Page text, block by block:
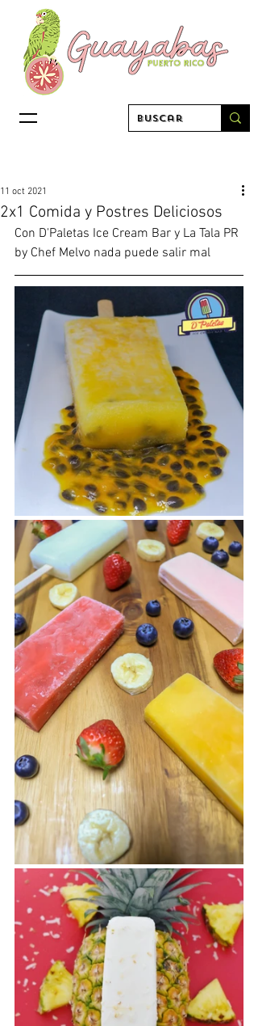
2x1 Comida y Postres Deliciosos
11 oct 2021
Con D'Paletas Ice Cream Bar y La Tala PR
by Chef Melvo nada puede salir mal